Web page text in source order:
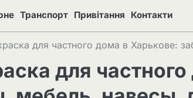
Транспорт Привітання Контакти
для частного дома в Харькове:
для